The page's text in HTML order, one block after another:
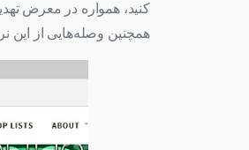
کنید، همواره در معرض
همچنین وصله‌هایی از این